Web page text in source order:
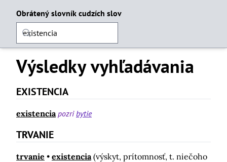
Obrátený slovník cudzích slov
Výsledky vyhľadávania
EXISTENCIA
existencia pozribytie
TRVANIE
trvanie existencia (výskyt, prítomnosť, t. niečoho